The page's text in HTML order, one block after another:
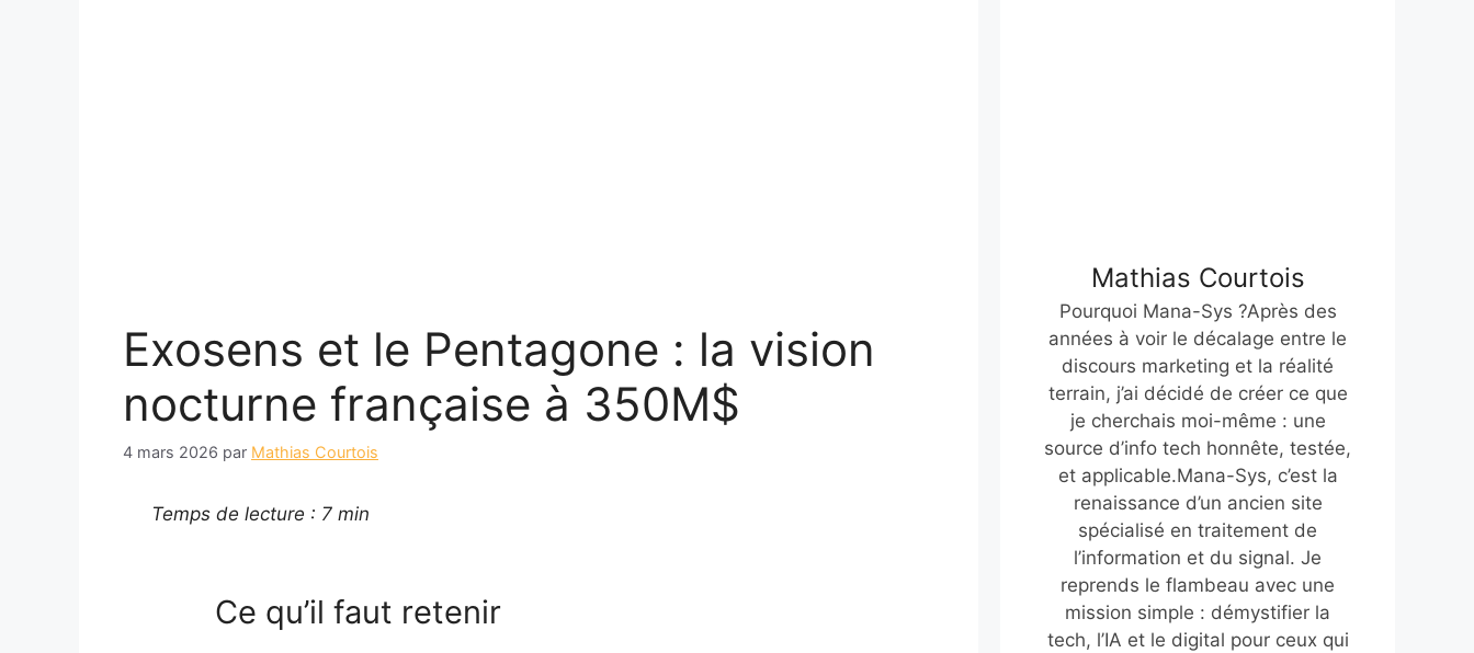
Exosens et le Pentagone : la vision
nocturne française à 350M$
4 mars 2026 par Mathias Courtois
Temps de lecture : 7 min
Ce qu’il faut retenir
Mathias Courtois
Pourquoi Mana-Sys ?Après des
années à voir le décalage entre le
discours marketing et la réalité
terrain, j’ai décidé de créer ce que
je cherchais moi-même : une
source d’info tech honnête, testée,
et applicable.Mana-Sys, c’est la
renaissance d’un ancien site
spécialisé en traitement de
l’information et du signal. Je
reprends le flambeau avec une
mission simple : démystifier la
tech, l’IA et le digital pour ceux qui